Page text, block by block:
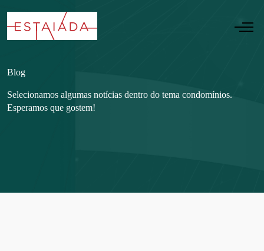
Blog
Selecionamos algumas notícias dentro do tema condomínios.
Esperamos que gostem!